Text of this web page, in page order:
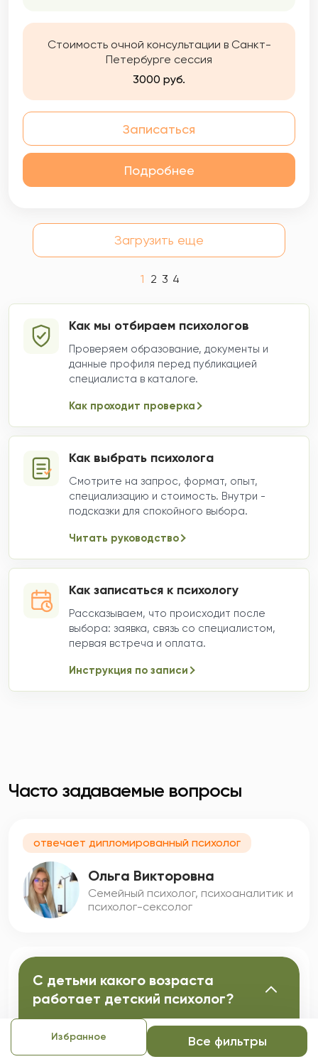
Избранное Все фильтры
Стоимость очной консультации в Санкт-
Петербурге сессия
3000 руб.
Записаться
Подробнее
Загрузить еще
1 2 3 4
Как мы отбираем психологов
Проверяем образование, документы и
данные профиля перед публикацией
специалиста в каталоге.
Как проходит проверка
Как выбрать психолога
Смотрите на запрос, формат, опыт,
специализацию и стоимость. Внутри -
подсказки для спокойного выбора.
Читать руководство
Как записаться к психологу
Рассказываем, что происходит после
выбора: заявка, связь со специалистом,
первая встреча и оплата.
Инструкция по записи
Часто задаваемые вопросы
отвечает дипломированный психолог
Ольга Викторовна
Семейный психолог, психоаналитик и
психолог-сексолог
С детьми какого возраста
работает детский психолог?
Детский психолог работает с детьми и